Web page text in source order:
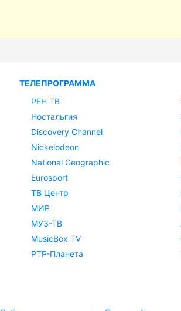
ТЕЛЕПРОГРАММА
РЕН ТВ
Ностальгия
Discovery Channel
Nickelodeon
National Geographic
Eurosport
ТВ Центр
МИР
МУЗ-ТВ
MusicBox TV
РТР-Планета